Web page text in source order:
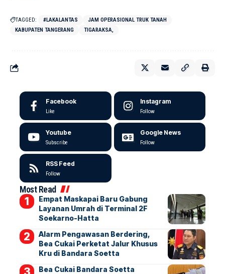
TAGGED: #LAKALANTAS
JAM OPERASIONAL TRUK TANAH
KABUPATEN TANGERANG
TIGARAKSA,
Facebook
Like
Instagram
Follow
Youtube
Subscribe
Google News
Follow
RSS Feed
Follow
Most Read
Empat Maskapai Baru Gabung
Layanan Umrah di Terminal 2F
Soekarno-Hatta
Alarm Pengawasan Berdering,
Bea Cukai Perketat Jalur Khusus
Kru di Bandara Soetta
Bea Cukai Bandara Soetta